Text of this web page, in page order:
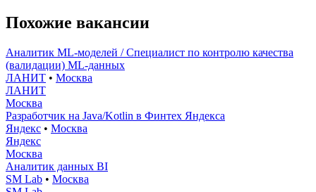
Похожие вакансии
Аналитик ML-моделей / Специалист по контролю качества
(валидации) ML-данных
ЛАНИТ • Москва
ЛАНИТ
Москва
Разработчик на Java/Kotlin в Финтех Яндекса
Яндекс • Москва
Яндекс
Москва
Аналитик данных BI
SM Lab • Москва